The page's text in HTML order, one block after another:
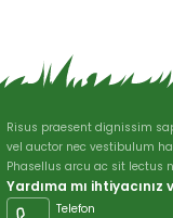
Risus praesent dignissim
vel auctor nec vestibulum
Phasellus arcu ac sit lectus
Yardıma mı ihtiyacınız
Telefon